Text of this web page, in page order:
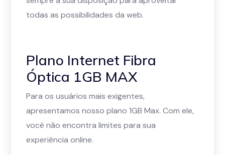
todas as possibilidades da web.
Plano Internet Fibra
Óptica 1GB MAX
Para os usuários mais exigentes,
apresentamos nosso plano 1GB Max. Com ele,
você não encontra limites para sua
experiência online.